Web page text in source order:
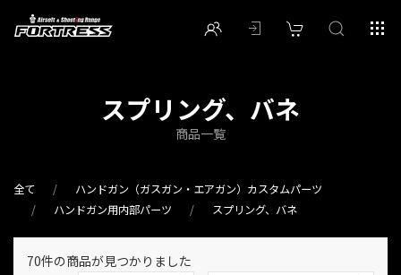
スプリング、バネ
商品一覧
全て
ハンドガン（ガスガン・エアガン）カスタムパーツ
ハンドガン用内部パーツ
スプリング、バネ
70件の商品が見つかりました